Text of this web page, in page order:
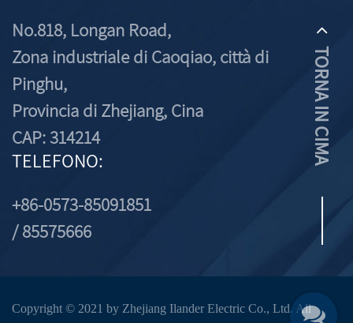
No.818, Longan Road,
Zona industriale di Caoqiao, città di
Pinghu,
Provincia di Zhejiang, Cina
CAP: 314214
TELEFONO:
+86-0573-85091851
/ 85575666
TORNA IN CIMA
Copyright © 2021 by Zhejiang Ilander Electric Co., Ltd. All